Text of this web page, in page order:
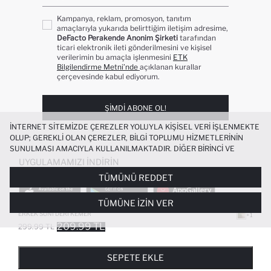
ERKEK SUNI DERI KEMER
299.99 TL 209.99 TL
+1
SEPETE EKLE
Kampanya, reklam, promosyon, tanıtım
amaçlarıyla yukarıda belirttiğim iletişim adresime,
DeFacto Perakende Anonim Şirketi tarafından
ticari elektronik ileti gönderilmesini ve kişisel
verilerimin bu amaçla işlenmesini ETK
Bilgilendirme Metni’nde açıklanan kurallar
çerçevesinde kabul ediyorum.
ŞIMDI ABONE OL!
UYGULAMAMIZI İNDIRIN
POPÜLER KATEGORILER
KADIN BEYAZ TIŞÖRT
İNTERNET SITEMIZDE ÇEREZLER YOLUYLA KIŞISEL VERI IŞLENMEKTE
OLUP; GEREKLI OLAN ÇEREZLER, BILGI TOPLUMU HIZMETLERININ
SUNULMASI AMACIYLA KULLANILMAKTADIR. DIĞER BIRINCI VE
ÜÇÜNCÜ TARAF ÇEREZLER ISE SIZE DAHA IYI BIR ALIŞVERIŞ
DENEYIMI SUNULABILMESI, SITEMIZIN DAHA IŞLEVSEL KILINMASI VE
KIŞISELLEŞTIRMESI VE AÇIK RIZA VERMENIZ HALINDE, SIZLERE
YÖNELIK PAZARLAMA FAALIYETLERININ YAPILMASI AMAÇLARIYLA
SINIRLI OLARAK KULLANILACAKTIR. ÇEREZLERE DAIR TERCIHLERINIZI
ÇEREZ TERCIHLERIPANELI ARACILIĞIYLA HER ZAMAN YÖNETEBILIR,
ÇEREZLERLE ILGILI DAHA DETAYLI BILGIYE
TÜMÜNÜ REDDET
TÜMÜNE İZIN VER